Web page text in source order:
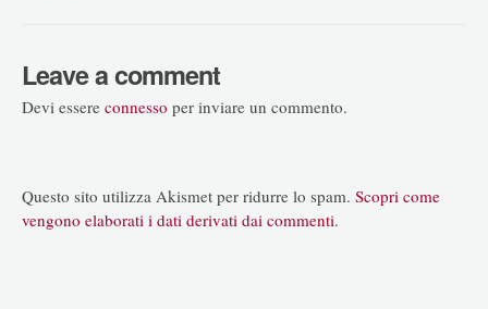
Leave a comment
Devi essere connesso per inviare un commento.
Questo sito utilizza Akismet per ridurre lo spam. Scopri come
vengono elaborati i dati derivati dai commenti.